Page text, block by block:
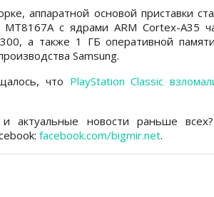
аппаратной основой приставки
с ядрами ARM Cortex-A35
а также 1 ГБ оперативной
Samsung.
что PlayStation Classic
актуальные новости раньше
facebook.com/bigmir.net.